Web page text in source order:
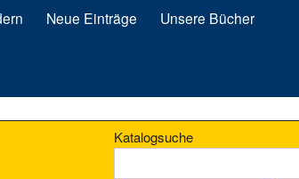
Neue Einträge Unsere Bücher
Katalogsuche